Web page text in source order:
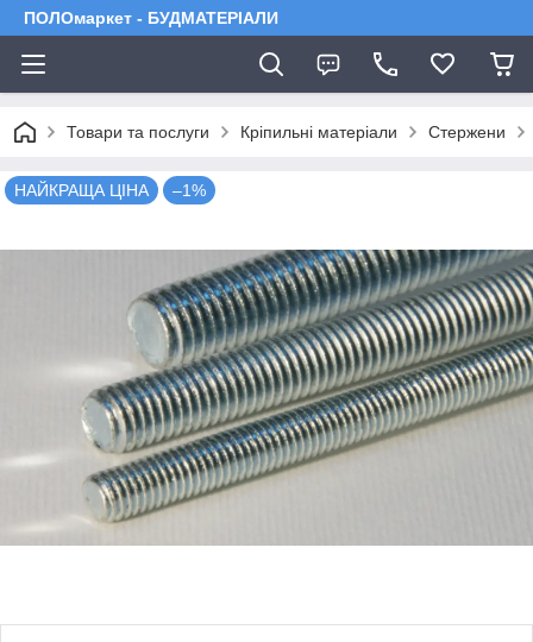
ПОЛОмаркет - БУДМАТЕРІАЛИ
Товари та послуги Кріпильні матеріали Стержени
НАЙКРАЩА ЦІНА –1%